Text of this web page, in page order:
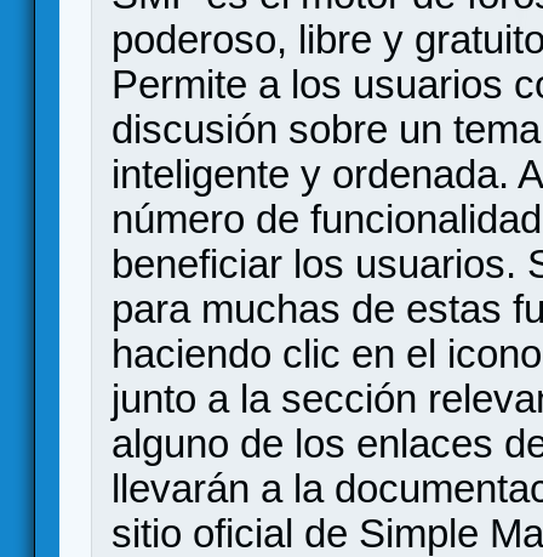
poderoso, libre y
Permite a los usuarios
discusión sobre un
inteligente y ordenada.
número de
beneficiar los usuarios.
para muchas de estas
haciendo clic en el
junto a la sección
alguno de los enlaces
llevarán a la
sitio oficial de Simple